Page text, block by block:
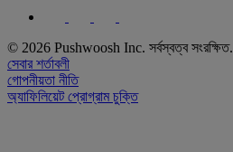
© 2026 Pushwoosh Inc. সর্বস্বত্ব সংরক্ষিত.
সেবার শর্তাবলী
গোপনীয়তা নীতি
অ্যাফিলিয়েট প্রোগ্রাম চুক্তি